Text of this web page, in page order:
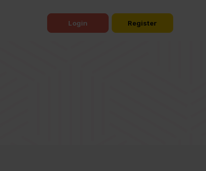
Login Register